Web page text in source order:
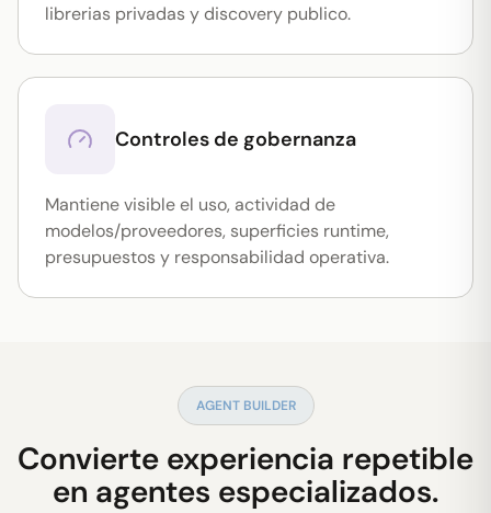
librerias privadas y discovery publico.
Controles de gobernanza
Mantiene visible el uso, actividad de
modelos/proveedores, superficies runtime,
presupuestos y responsabilidad operativa.
AGENT BUILDER
Convierte experiencia repetible
en agentes especializados.